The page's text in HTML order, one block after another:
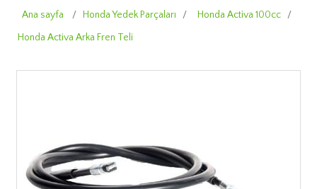
Ana sayfa / Honda Yedek Parçaları / Honda Activa 100cc
/
Honda Activa Arka Fren Teli